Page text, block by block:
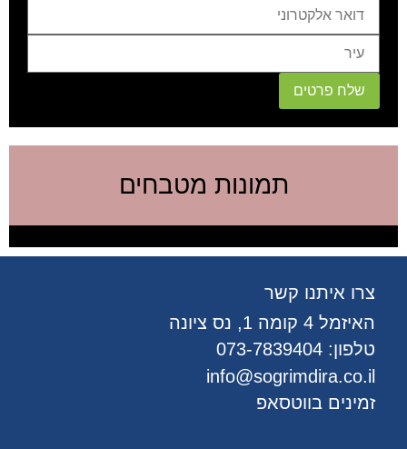
שלח פרטים
תמונות מטבחים
צרו איתנו קשר
האיזמל 4 קומה 1, נס ציונה
טלפון: 073-7839404
info@sogrimdira.co.il
זמינים בווטסאפ